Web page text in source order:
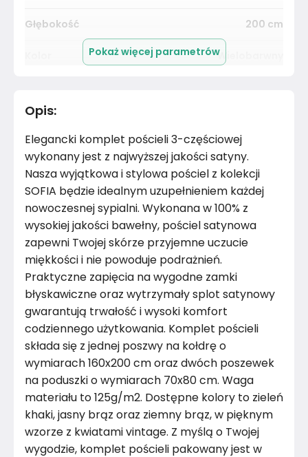
Głębokość 200 cm
Wielobarwny
Materiał
Kolor Wielobarwne
Andropol
Montaż Złożony
Pokaż więcej parametrów
Opis:
Elegancki komplet pościeli 3-częściowej
wykonany jest z najwyższej jakości satyny.
Nasza wyjątkowa i stylowa pościel z kolekcji
SOFIA będzie idealnym uzupełnieniem każdej
nowoczesnej sypialni. Wykonana w 100% z
wysokiej jakości bawełny, pościel satynowa
zapewni Twojej skórze przyjemne uczucie
miękkości i nie powoduje podrażnień.
Praktyczne zapięcia na wygodne zamki
błyskawiczne oraz wytrzymały splot satynowy
gwarantują trwałość i wysoki komfort
codziennego użytkowania. Komplet pościeli
składa się z jednej poszwy na kołdrę o
wymiarach 160x200 cm oraz dwóch poszewek
na poduszki o wymiarach 70x80 cm. Waga
materiału to 125g/m2. Dostępne kolory to zieleń
khaki, jasny brąz oraz ziemny brąz, w pięknym
wzorze z kwiatami vintage. Z myślą o Twojej
wygodzie, komplet pościeli pakowany jest w